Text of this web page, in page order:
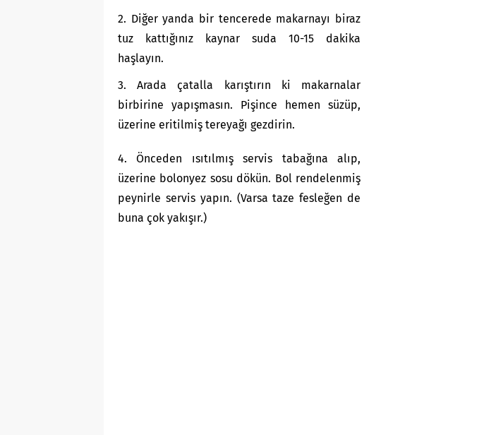
2. Diğer yanda bir tencerede makarnayı biraz
tuz kattığınız kaynar suda 10-15 dakika
haşlayın.
3. Arada çatalla karıştırın ki makarnalar
birbirine yapışmasın. Pişince hemen süzüp,
üzerine eritilmiş tereyağı gezdirin.
4. Önceden ısıtılmış servis tabağına alıp,
üzerine bolonyez sosu dökün. Bol rendelenmiş
peynirle servis yapın. (Varsa taze fesleğen de
buna çok yakışır.)